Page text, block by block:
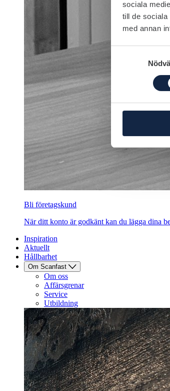
sociala
till de
med annan
Bli företagskund
När ditt konto är godkänt kan du lägga dina
Inspiration
Aktuellt
Hållbarhet
Om Scanfast
Om oss
Affärsgrenar
Service
Utbildning